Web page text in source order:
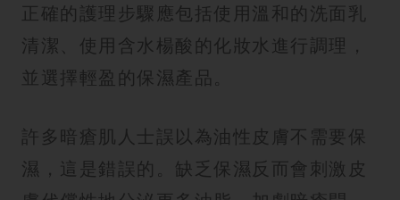
正確的護理步驟應包括使用溫和的洗面乳
清潔、使用含水楊酸的化妝水進行調理，
並選擇輕盈的保濕產品。
許多暗瘡肌人士誤以為油性皮膚不需要保
濕，這是錯誤的。缺乏保濕反而會刺激皮